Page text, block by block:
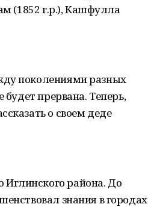
(1852 г.р.), Кашфулла
поколениями разных
будет прервана. Теперь,
о своем деде
района. До
знания в городах